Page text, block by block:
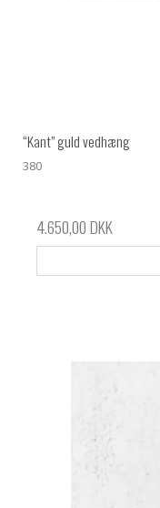
“Kant” guld vedhæng
380
4.650,00 DKK